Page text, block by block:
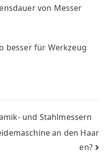
von Messer
besser für Werkzeug
und Stahlmessern
an den Haar
en?